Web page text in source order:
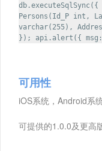
Persons(Id_P int,
varchar(255),
}); api.alert({
可用性
iOS系统，Android系
可提供的1.0.0及更高